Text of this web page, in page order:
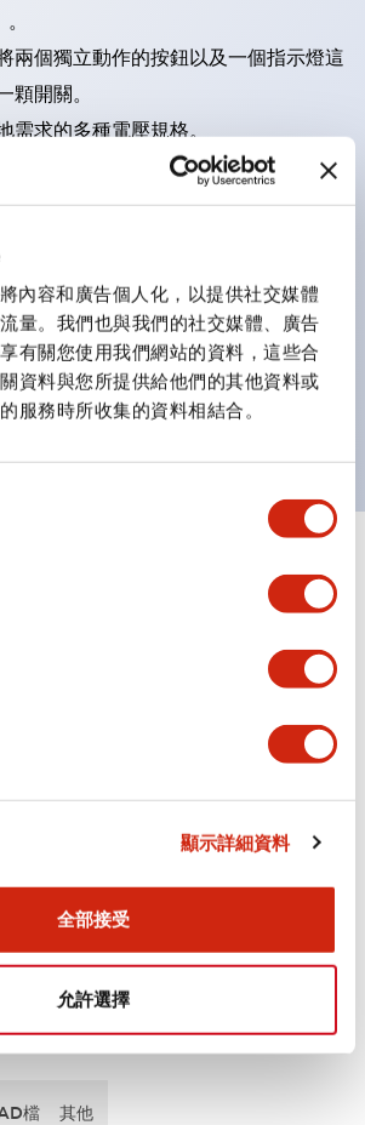
內容和廣告個人化，以提供社交媒體
量。我們也與我們的社交媒體、廣告
有關您使用我們網站的資料，這些合
資料與您所提供給他們的其他資料或
服務時所收集的資料相結合。
顯示詳細資料
全部接受
允許選擇
兩個獨立動作的按鈕以及一個指示燈這
顆開關。
需求的多種電壓規格。
呈現六種顏色（LSRD 燈泡）。以往
燈泡，如今可用單一顆燈泡呈現多種
頭形指示燈的亮燈/熄燈狀態，以及點
安全色規範：在危險或緊急狀況下，
明，便於更多人識別。
顯示全部+
檔 其他